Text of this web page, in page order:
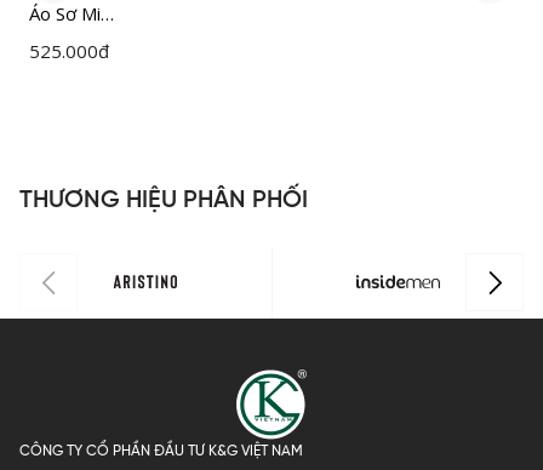
Áo Sơ Mi
Nam Trắng
525.000đ
THƯƠNG HIỆU PHÂN PHỐI
CÔNG TY CỔ PHẦN ĐẦU TƯ K&G VIỆT NAM